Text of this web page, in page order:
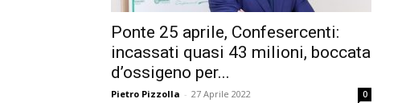
Ponte 25 aprile, Confesercenti:
incassati quasi 43 milioni, boccata
d’ossigeno per...
Pietro Pizzolla - 27 Aprile 2022 0